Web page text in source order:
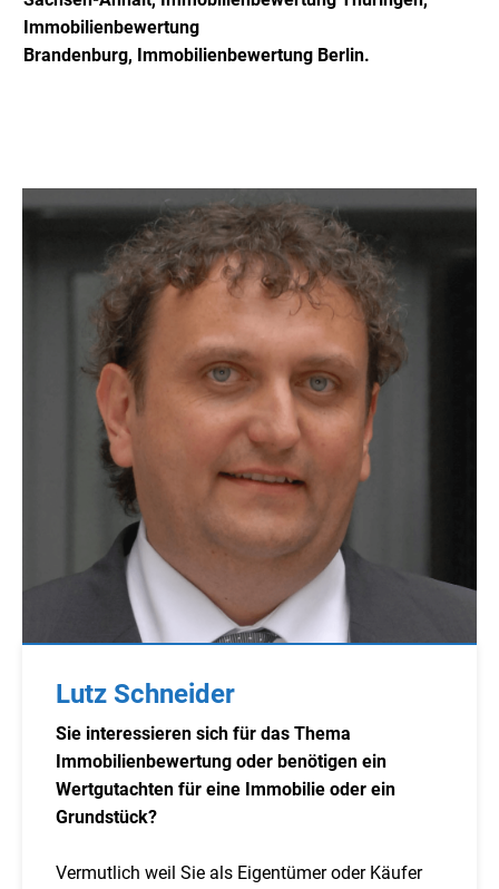
Immobilienbewertung
Brandenburg, Immobilienbewertung Berlin.
Lutz Schneider
Sie interessieren sich für das Thema
Immobilienbewertung oder benötigen ein
Wertgutachten für eine Immobilie oder ein
Grundstück?
Vermutlich weil Sie als Eigentümer oder Käufer